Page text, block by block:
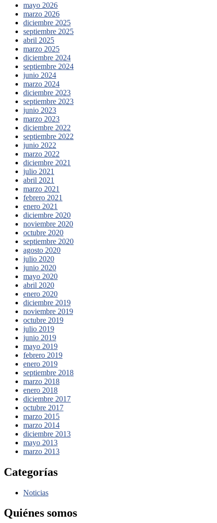
mayo 2026
marzo 2026
diciembre 2025
septiembre 2025
abril 2025
marzo 2025
diciembre 2024
septiembre 2024
junio 2024
marzo 2024
diciembre 2023
septiembre 2023
junio 2023
marzo 2023
diciembre 2022
septiembre 2022
junio 2022
marzo 2022
diciembre 2021
julio 2021
abril 2021
marzo 2021
febrero 2021
enero 2021
diciembre 2020
noviembre 2020
octubre 2020
septiembre 2020
agosto 2020
julio 2020
junio 2020
mayo 2020
abril 2020
enero 2020
diciembre 2019
noviembre 2019
octubre 2019
julio 2019
junio 2019
mayo 2019
febrero 2019
enero 2019
septiembre 2018
marzo 2018
enero 2018
diciembre 2017
octubre 2017
marzo 2015
marzo 2014
diciembre 2013
mayo 2013
marzo 2013
Categorías
Noticias
Quiénes somos